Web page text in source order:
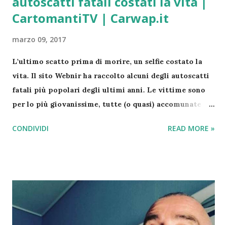
CartomantiTV | Carwap.it
marzo 09, 2017
L’ultimo scatto prima di morire, un selfie costato la
vita. Il sito Webnir ha raccolto alcuni degli autoscatti
fatali più popolari degli ultimi anni. Le vittime sono
per lo più giovanissime, tutte (o quasi) accomunate
o durante la guida in macchina. Perché anche qualche
Ha perso l’equilibrio ed è morta cadendo giù. Questo è
il suo ultimo scatto prima di precipitare. Gli altri
scatti sono altre due immagini di scene iniziatiche di
CONDIVIDI READ MORE »